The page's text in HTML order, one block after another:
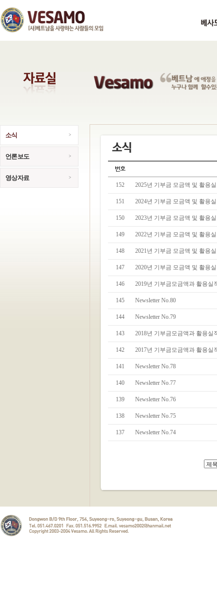
소식
언론보도
영상자료
152 2025년 기부금 모금액 및 활용
151 2024년 기부금 모금액 및 활용
150 2023년 기부금 모금액 및 활용
149 2022년 기부금 모금액 및 활용
148 2021년 기부금 모금액 및 활용
147 2020년 기부금 모금액 및 활용
146 2019년 기부금모금액과 활용실
145 Newsletter No.80
144 Newsletter No.79
143 2018년 기부금모금액과 활용실
142 2017년 기부금모금액과 활용실
141 Newsletter No.78
140 Newsletter No.77
139 Newsletter No.76
138 Newsletter No.75
137 Newsletter No.74